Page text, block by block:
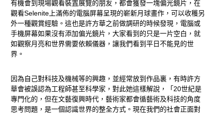
有機會到現場觀看裝置展覽的朋友，都會獲發一塊偏光鏡片，在
觀看Selenite上滿佈的電腦屏幕呈現的嶄新月球畫作，可以收穫另
外一種觀賞經驗。這也是許方華之前做調研的時候發現，電腦或
手機屏幕如果沒有添加偏光鏡片，大家看到的只是一片空白，就
如觀察月亮和世界需要依賴儀器，讓我們看到平日不能見的世
界。
因為自己對科技及機械等的興趣，並經常放到作品裏，有時許方
華會被誤認為工程師甚至科學家，對此她這樣解說，「20世紀是
專門化的，但在文藝復興時代，藝術家都會循藝術及科技的角度
思考問題，是一個認識世界的整全方式。現在我們的社會正面對